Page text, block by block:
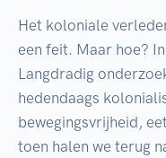
Het koloniale
een feit. Maar hoe?
Langdradig
hedendaags
bewegingsvrijheid,
toen halen we terug